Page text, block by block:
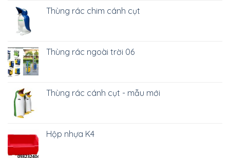
Thùng rác chim cánh cụt
Thùng rác ngoài trời 06
Thùng rác cánh cụt - mẫu mới
Hộp nhựa K4